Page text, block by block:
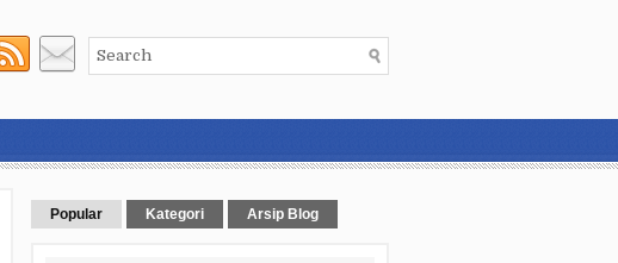
Popular Kategori Arsip Blog